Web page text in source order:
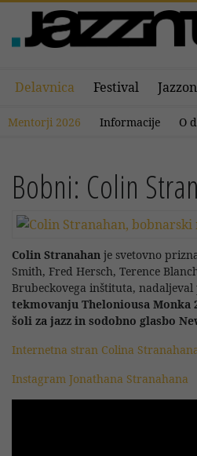
Delavnica Festival Jazzon
Mentorji 2026 Informacije O
Bobni: Colin
Colin Stranahan je svetovno
Smith, Fred Hersch, Terence
Brubeckovega inštituta, nadaljeval
tekmovanju Theloniousa Monka
šoli za jazz in sodobno glasbo
Internetna stran Colina
Instagram Jonathana Stranahana